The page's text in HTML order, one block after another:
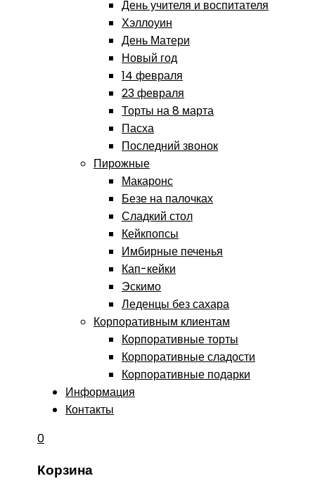
День учителя и воспитателя
Хэллоуин
День Матери
Новый год
14 февраля
23 февраля
Торты на 8 марта
Пасха
Последний звонок
Пирожные
Макаронс
Безе на палочках
Сладкий стол
Кейкпопсы
Имбирные печенья
Кап-кейки
Эскимо
Леденцы без сахара
Корпоративным клиентам
Корпоративные торты
Корпоративные сладости
Корпоративные подарки
Информация
Контакты
0
Корзина